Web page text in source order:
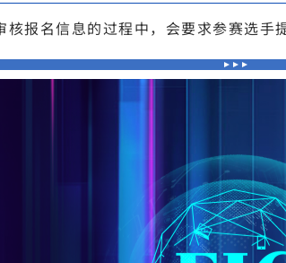
报名信息的过程中，会要求参赛选手